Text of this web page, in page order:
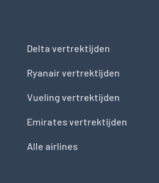
Delta vertrektijden
Ryanair vertrektijden
Vueling vertrektijden
Emirates vertrektijden
Alle airlines